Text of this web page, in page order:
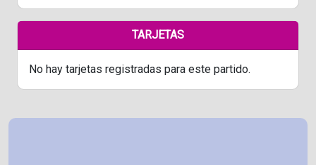
TARJETAS
No hay tarjetas registradas para este partido.